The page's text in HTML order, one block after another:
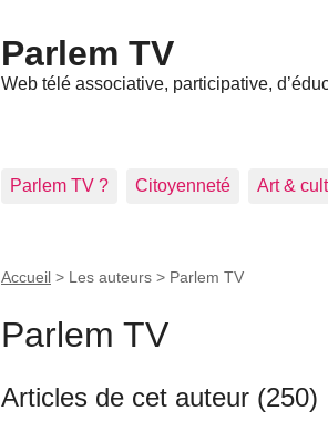
Parlem TV
Web télé associative, participative,
Parlem TV ? Citoyenneté Art &
Accueil > Les auteurs > Parlem TV
Parlem TV
Articles de cet auteur (250)